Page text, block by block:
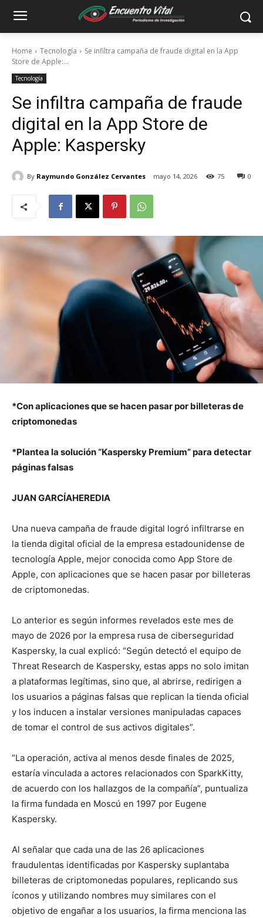
Home Tecnología
Se infiltra campaña de fraude digital en la App
Store de Apple:...
Tecnología
Se infiltra campaña de fraude
digital en la App Store de
Apple: Kaspersky
By Raymundo González Cervantes mayo 14, 2026 0
75
*Con aplicaciones que se hacen pasar por billeteras de
criptomonedas
*Plantea la solución “Kaspersky Premium” para detectar
páginas falsas
JUAN GARCÍAHEREDIA
Una nueva campaña de fraude digital logró infiltrarse en
la tienda digital oficial de la empresa estadounidense de
tecnología Apple, mejor conocida como App Store de
Apple, con aplicaciones que se hacen pasar por billeteras
de criptomonedas.
Lo anterior es según informes revelados este mes de
mayo de 2026 por la empresa rusa de ciberseguridad
Kaspersky, la cual explicó: “Según detectó el equipo de
Threat Research de Kaspersky, estas apps no solo imitan
a plataformas legítimas, sino que, al abrirse, redirigen a
los usuarios a páginas falsas que replican la tienda oficial
y los inducen a instalar versiones manipuladas capaces
de tomar el control de sus activos digitales”.
“La operación, activa al menos desde finales de 2025,
estaría vinculada a actores relacionados con SparkKitty,
de acuerdo con los hallazgos de la compañía”, puntualiza
la firma fundada en Moscú en 1997 por Eugene
Kaspersky.
Al señalar que cada una de las 26 aplicaciones
fraudulentas identificadas por Kaspersky suplantaba
billeteras de criptomonedas populares, replicando sus
íconos y utilizando nombres muy similares con el
objetivo de engañar a los usuarios, la firma menciona las